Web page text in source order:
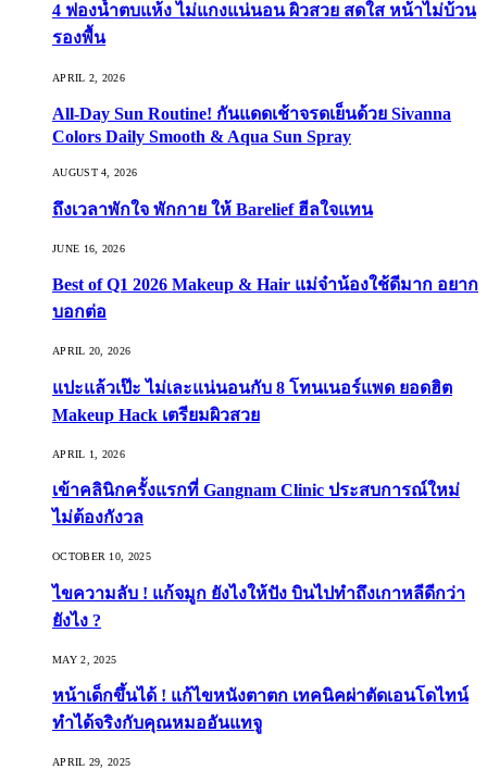
4 ฟองน้ำตบแห้ง ไม่แกงแน่นอน ผิวสวย สดใส หน้าไม่บ้วน
รองพื้น
APRIL 2, 2026
All-Day Sun Routine! กันแดดเช้าจรดเย็นด้วย Sivanna
Colors Daily Smooth & Aqua Sun Spray
AUGUST 4, 2026
ถึงเวลาพักใจ พักกาย ให้ Barelief ฮีลใจแทน
JUNE 16, 2026
Best of Q1 2026 Makeup & Hair แม่จ๋าน้องใช้ดีมาก อยาก
บอกต่อ
APRIL 20, 2026
แปะแล้วเป๊ะ ไม่เละแน่นอนกับ 8 โทนเนอร์แพด ยอดฮิต
Makeup Hack เตรียมผิวสวย
APRIL 1, 2026
เข้าคลินิกครั้งแรกที่ Gangnam Clinic ประสบการณ์ใหม่
ไม่ต้องกังวล
OCTOBER 10, 2025
ไขความลับ ! แก้จมูก ยังไงให้ปัง บินไปทำถึงเกาหลีดีกว่า
ยังไง ?
MAY 2, 2025
หน้าเด็กขึ้นได้ ! แก้ไขหนังตาตก เทคนิคผ่าตัดเอนโดไทน์
ทำได้จริงกับคุณหมออันแทจู
APRIL 29, 2025